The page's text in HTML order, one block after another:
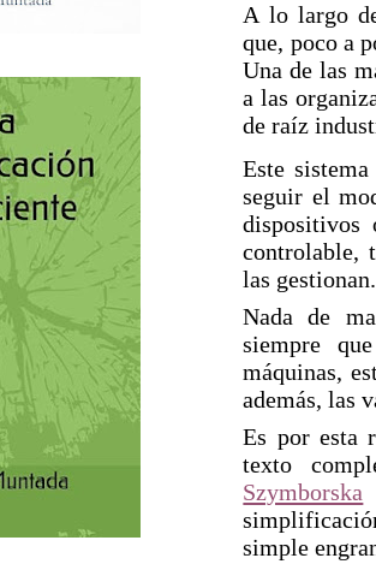
A lo largo
que, poco a
Una de las
a las
de raíz
Este
seguir el
dispositivos
controlable,
las gestionan.
Nada de
siempre
máquinas,
además, las
Es por esta
texto
Szymborska
simple